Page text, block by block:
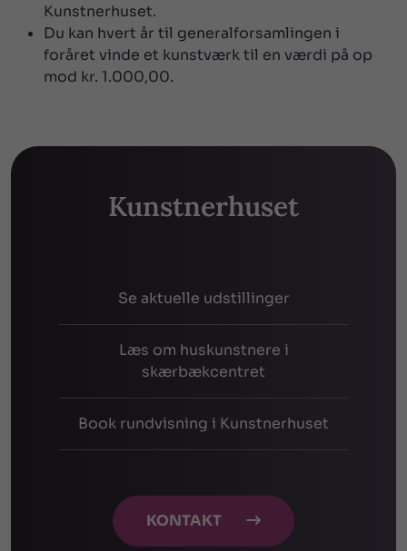
Kunstnerhuset.
Du kan hvert år til generalforsamlingen i
foråret vinde et kunstværk til en værdi på op
mod kr. 1.000,00.
Kunstnerhuset
Se aktuelle udstillinger
Læs om huskunstnere i
skærbækcentret
Book rundvisning i Kunstnerhuset
KONTAKT 